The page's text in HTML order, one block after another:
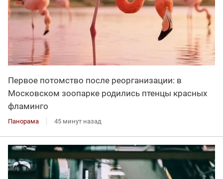
Первое потомство после реорганизации: в
Московском зоопарке родились птенцы красных
фламинго
Панорама 45 минут назад